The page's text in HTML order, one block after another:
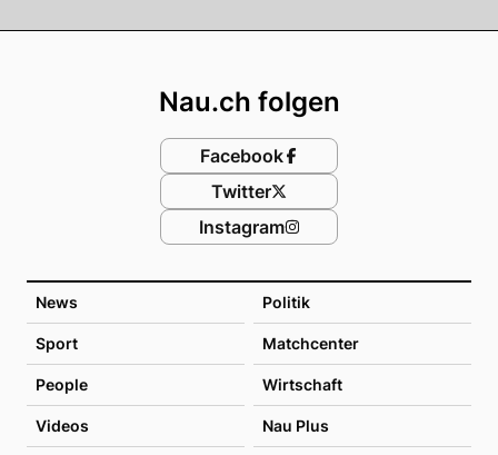
News Politik
Sport Matchcenter
People Wirtschaft
Videos Nau Plus
Nau.ch folgen
Facebook
Twitter
Instagram